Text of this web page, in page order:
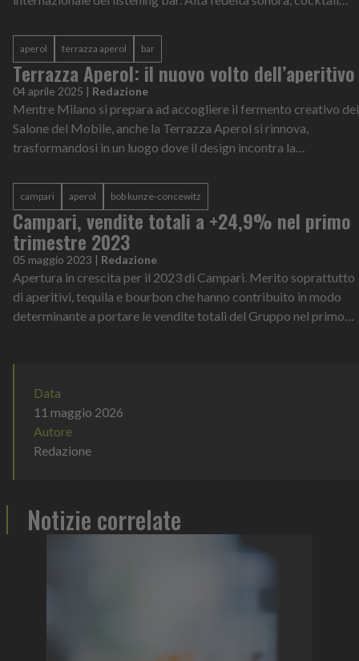
supera la logica del pre-cena e ridefinisce il ruolo dell’aperitivo
come rito culturale
aperol terrazza aperol bar
Terrazza Aperol: il nuovo volto dell’aperitivo
04 aprile 2025 | Redazione
Mentre Milano si prepara ad accogliere il fermento creativo del
Salone del Mobile, anche la Terrazza Aperol si rinnova,
trasformandosi in un luogo dove il design incontra la
campari aperol bob kunze-concewitz
Campari, vendite totali a +24,9% nel primo
trimestre 2023
05 maggio 2023 | Redazione
Apertura in crescita per il 2023 di Campari. Merito soprattutto
di aperitivi, tequila e bourbon che hanno contribuito in modo
determinante a portare le vendite totali del Gruppo nel primo
Data
11 maggio 2026
Autore
Redazione
Notizie correlate